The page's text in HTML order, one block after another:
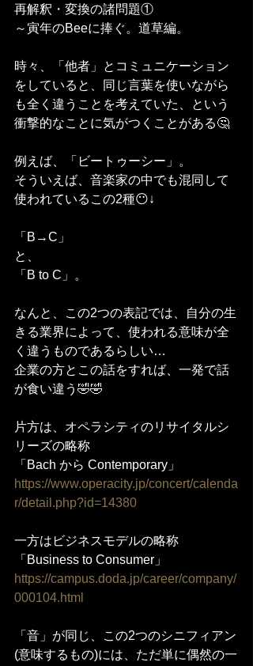
再解釈・変換の諸問題①
～寅年のBeeに捧ぐ。道草編。
時々、「他者」とコミュニケーション
をしていると、同じ言葉を使いながら
も全く違うことを考えていた、という
衝撃的なことに気がつくことがある🤔
例えば、「ビートゥーシー」。
そういえば、音楽家の中でも混同して
使われているこの2種😶↓
「B→C」
と、
「B to C」。
なんと、この2つの表記では、自分の生
きる業界によって、使われる意味が全
く違うものであるらしい…
企業の方とこの話をすれば、一発で話
が食い違う🤣🤣
片方は、オペラシティのリサイタルシ
リーズの略称
「Bach から Contemporary」
https://www.operacity.jp/concert/calenda
r/detail.php?id=14380
一方はビジネスモデルの略称
「Business to Consumer」
https://campus.doda.jp/career/company/
000104.html
「音」が同じ、この2つのシニフィアン
(意味するもの)には、ただ単に偶然の一